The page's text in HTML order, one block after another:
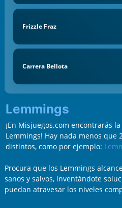
Frizzle Fraz
Carrera Bellota
Lemmings
¡En Misjuegos.com encontrarás
Lemmings! Hay nada menos que
distintos, como por ejemplo:
Procura que los Lemmings
sanos y salvos, inventándote
puedan atravesar los niveles